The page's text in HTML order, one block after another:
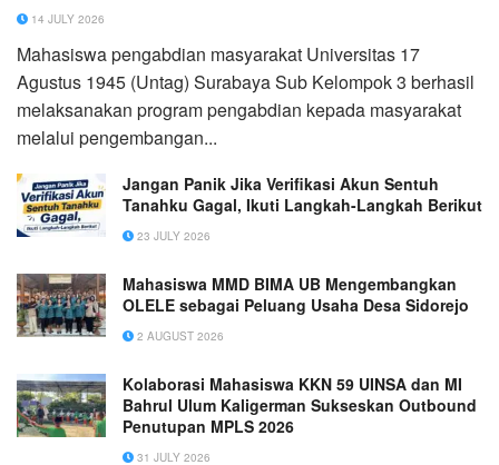
14 JULY 2026
Mahasiswa pengabdian masyarakat Universitas 17
Agustus 1945 (Untag) Surabaya Sub Kelompok 3 berhasil
melaksanakan program pengabdian kepada masyarakat
melalui pengembangan...
Jangan Panik Jika Verifikasi Akun Sentuh
Tanahku Gagal, Ikuti Langkah-Langkah Berikut
23 JULY 2026
Mahasiswa MMD BIMA UB Mengembangkan
OLELE sebagai Peluang Usaha Desa Sidorejo
2 AUGUST 2026
Kolaborasi Mahasiswa KKN 59 UINSA dan MI
Bahrul Ulum Kaligerman Sukseskan Outbound
Penutupan MPLS 2026
31 JULY 2026